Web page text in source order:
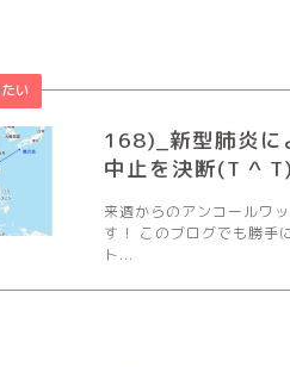
168)_新型肺炎に
中止を決断(T ^ T)
来週からのアンコールワ
す！ このブログでも勝手
ト...